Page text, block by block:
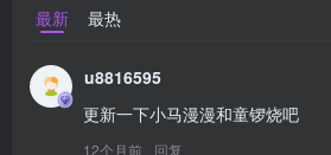
最新 最热
u8816595
更新一下小马漫漫和童锣烧吧
12个月前 回复